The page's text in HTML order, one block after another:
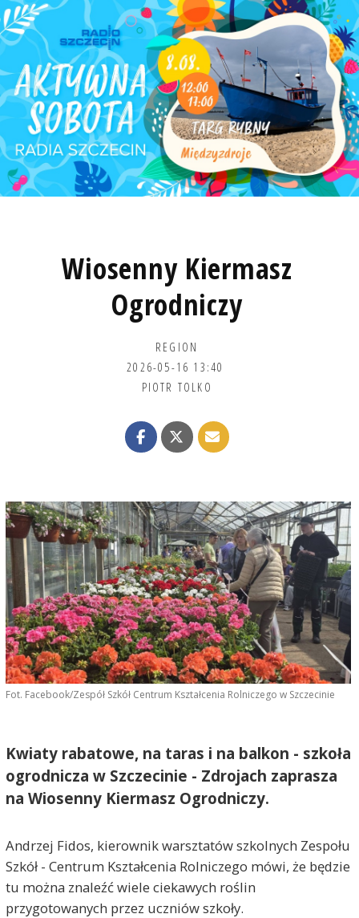
Wiosenny Kiermasz
Ogrodniczy
REGION
2026-05-16 13:40
PIOTR TOLKO
Fot. Facebook/Zespół Szkół Centrum Kształcenia Rolniczego w Szczecinie
Kwiaty rabatowe, na taras i na balkon - szkoła
ogrodnicza w Szczecinie - Zdrojach zaprasza
na Wiosenny Kiermasz Ogrodniczy.
Andrzej Fidos, kierownik warsztatów szkolnych Zespołu
Szkół - Centrum Kształcenia Rolniczego mówi, że będzie
tu można znaleźć wiele ciekawych roślin
przygotowanych przez uczniów szkoły.